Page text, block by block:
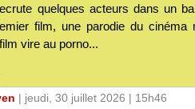
quelques acteurs dans un
film, une parodie du cinéma
vire au porno...
| jeudi, 30 juillet 2026 | 15h46